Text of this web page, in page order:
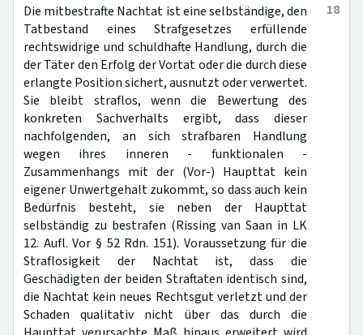
18
Die mitbestrafte Nachtat ist eine selbständige, den
Tatbestand eines Strafgesetzes erfüllende
rechtswidrige und schuldhafte Handlung, durch die
der Täter den Erfolg der Vortat oder die durch diese
erlangte Position sichert, ausnutzt oder verwertet.
Sie bleibt straflos, wenn die Bewertung des
konkreten Sachverhalts ergibt, dass dieser
nachfolgenden, an sich strafbaren Handlung
wegen ihres inneren - funktionalen -
Zusammenhangs mit der (Vor-) Haupttat kein
eigener Unwertgehalt zukommt, so dass auch kein
Bedürfnis besteht, sie neben der Haupttat
selbständig zu bestrafen (Rissing van Saan in LK
12. Aufl. Vor § 52 Rdn. 151). Voraussetzung für die
Straflosigkeit der Nachtat ist, dass die
Geschädigten der beiden Straftaten identisch sind,
die Nachtat kein neues Rechtsgut verletzt und der
Schaden qualitativ nicht über das durch die